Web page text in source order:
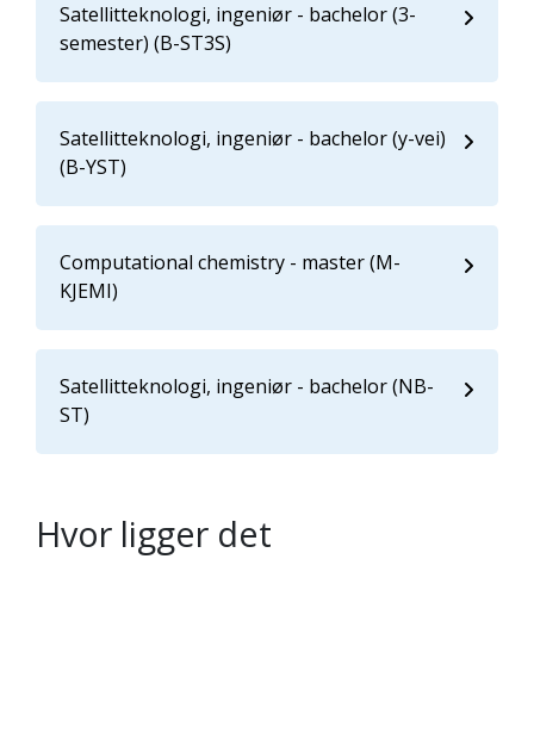
Satellitteknologi, ingeniør - bachelor (3-
semester) (B-ST3S)
Satellitteknologi, ingeniør - bachelor (y-vei)
(B-YST)
Computational chemistry - master (M-
KJEMI)
Satellitteknologi, ingeniør - bachelor (NB-
ST)
Hvor ligger det